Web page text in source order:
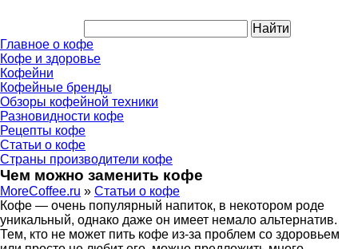
Главное о кофе
Кофе и здоровье
Кофейни
Кофейные бренды
Обзоры кофейной техники
Разновидности кофе
Рецепты кофе
Статьи о кофе
Страны производители кофе
Чем можно заменить кофе
MoreCoffee.ru » Статьи о кофе
Кофе — очень популярный напиток, в некотором роде
уникальный, однако даже он имеет немало альтернатив.
Тем, кто не может пить кофе из-за проблем со здоровьем